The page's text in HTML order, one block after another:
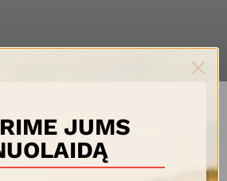
tai itališko dizaino korpusinių baldų
šiuolaikinės formos su šilto medžio ir
JUMS